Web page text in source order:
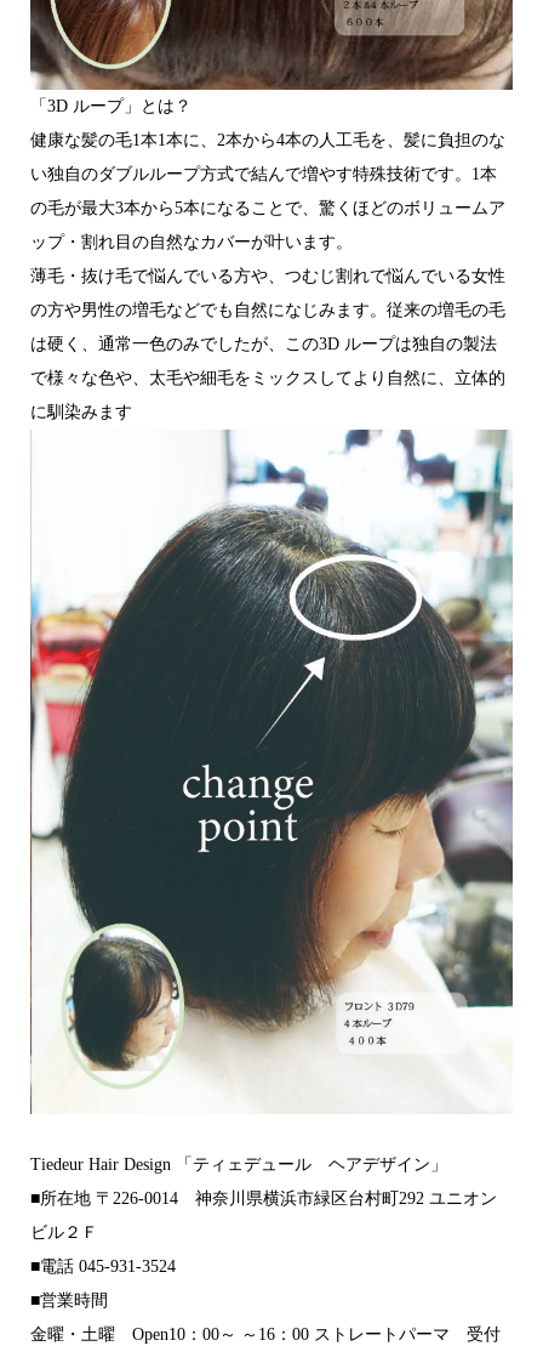
「3D ループ」とは？
健康な髪の毛1本1本に、2本から4本の人工毛を、髪に負担のな
い独自のダブルループ方式で結んで増やす特殊技術です。1本
の毛が最大3本から5本になることで、驚くほどのボリュームア
ップ・割れ目の自然なカバーが叶います。
薄毛・抜け毛で悩んでいる方や、つむじ割れで悩んでいる女性
の方や男性の増毛などでも自然になじみます。従来の増毛の毛
は硬く、通常一色のみでしたが、この3D ループは独自の製法
で様々な色や、太毛や細毛をミックスしてより自然に、立体的
に馴染みます
Tiedeur Hair Design 「ティェデュール ヘアデザイン」
■所在地 〒226-0014 神奈川県横浜市緑区台村町292 ユニオン
ビル２Ｆ
■電話 045-931-3524
■営業時間
金曜・土曜 Open10：00～ ～16：00 ストレートパーマ 受付